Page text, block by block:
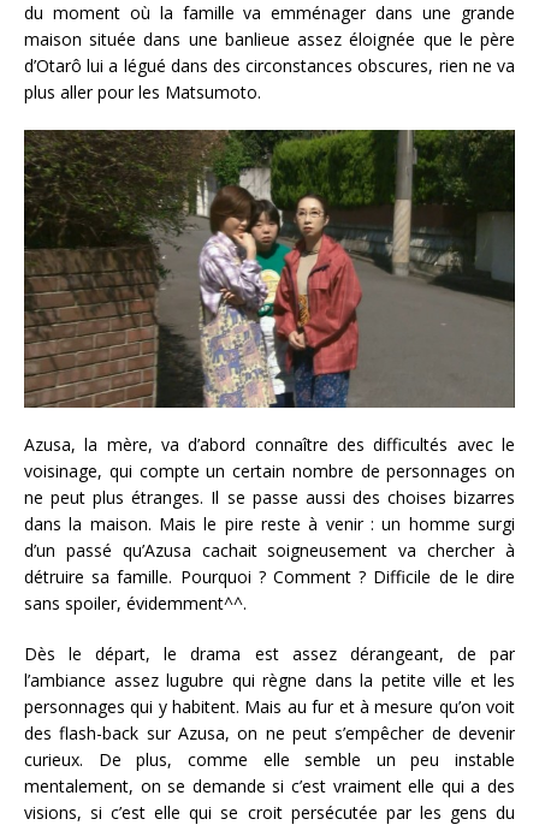
du moment où la famille va emménager dans une grande
maison située dans une banlieue assez éloignée que le père
d’Otarô lui a légué dans des circonstances obscures, rien ne va
plus aller pour les Matsumoto.
Azusa, la mère, va d’abord connaître des difficultés avec le
voisinage, qui compte un certain nombre de personnages on
ne peut plus étranges. Il se passe aussi des choises bizarres
dans la maison. Mais le pire reste à venir : un homme surgi
d’un passé qu’Azusa cachait soigneusement va chercher à
détruire sa famille. Pourquoi ? Comment ? Difficile de le dire
sans spoiler, évidemment^^.
Dès le départ, le drama est assez dérangeant, de par
l’ambiance assez lugubre qui règne dans la petite ville et les
personnages qui y habitent. Mais au fur et à mesure qu’on voit
des flash-back sur Azusa, on ne peut s’empêcher de devenir
curieux. De plus, comme elle semble un peu instable
mentalement, on se demande si c’est vraiment elle qui a des
visions, si c’est elle qui se croit persécutée par les gens du